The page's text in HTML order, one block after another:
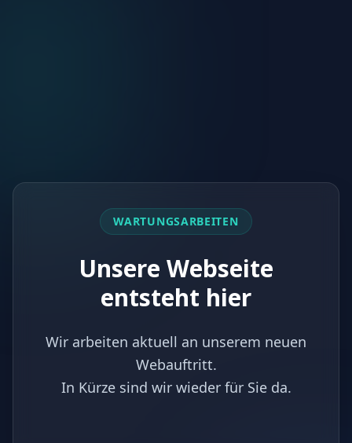
WARTUNGSARBEITEN
Unsere Webseite
entsteht hier
Wir arbeiten aktuell an unserem neuen
Webauftritt.
In Kürze sind wir wieder für Sie da.